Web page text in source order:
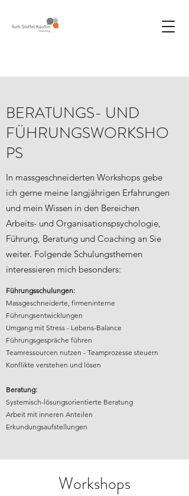
BERATUNGS- UND
FÜHRUNGSWORKSHO
PS
In massgeschneiderten Workshops gebe
ich gerne meine langjährigen Erfahrungen
und mein Wissen in den Bereichen
Arbeits- und Organisationspsychologie,
Führung, Beratung und Coaching an Sie
weiter. Folgende Schulungsthemen
interessieren mich besonders:
Führungsschulungen:
Massgeschneiderte, firmeninterne
Führungsentwicklungen
Umgang mit Stress - Lebens-Balance
Führungsgespräche führen
Teamressourcen nutzen - Teamprozesse steuern
Konflikte verstehen und lösen
Beratung:
Systemisch-lösungsorientierte Beratung
Arbeit mit inneren Anteilen
Erkundungsaufstellungen
Workshops